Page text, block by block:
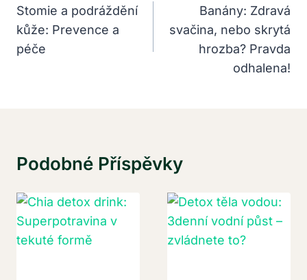
Pro
Příspěvek
Stomie a podráždění
kůže: Prevence a
péče
Banány: Zdravá
svačina, nebo skrytá
hrozba? Pravda
odhalena!
Podobné Příspěvky